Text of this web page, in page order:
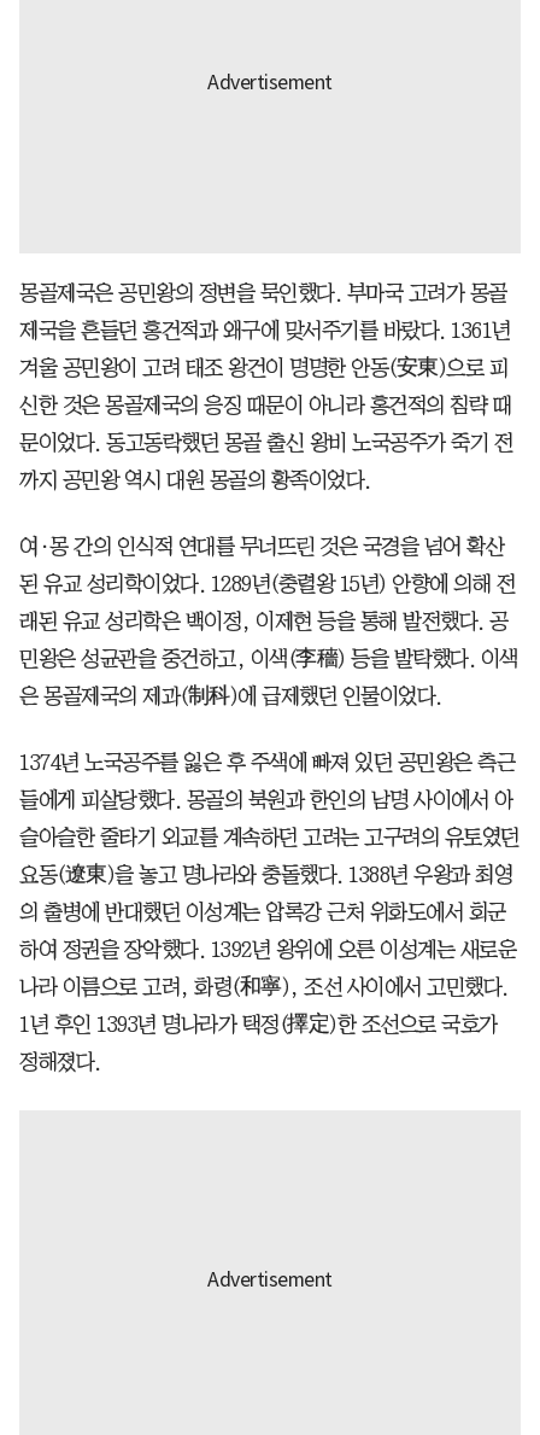
몽골제국은 공민왕의 정변을 묵인했다. 부마국 고려가 몽골
제국을 흔들던 홍건적과 왜구에 맞서주기를 바랐다. 1361년
겨울 공민왕이 고려 태조 왕건이 명명한 안동(安東)으로 피
신한 것은 몽골제국의 응징 때문이 아니라 홍건적의 침략 때
문이었다. 동고동락했던 몽골 출신 왕비 노국공주가 죽기 전
까지 공민왕 역시 대원 몽골의 황족이었다.
여·몽 간의 인식적 연대를 무너뜨린 것은 국경을 넘어 확산
된 유교 성리학이었다. 1289년(충렬왕 15년) 안향에 의해 전
래된 유교 성리학은 백이정, 이제현 등을 통해 발전했다. 공
민왕은 성균관을 중건하고, 이색(李穡) 등을 발탁했다. 이색
은 몽골제국의 제과(制科)에 급제했던 인물이었다.
1374년 노국공주를 잃은 후 주색에 빠져 있던 공민왕은 측근
들에게 피살당했다. 몽골의 북원과 한인의 남명 사이에서 아
슬아슬한 줄타기 외교를 계속하던 고려는 고구려의 유토였던
요동(遼東)을 놓고 명나라와 충돌했다. 1388년 우왕과 최영
의 출병에 반대했던 이성계는 압록강 근처 위화도에서 회군
하여 정권을 장악했다. 1392년 왕위에 오른 이성계는 새로운
나라 이름으로 고려, 화령(和寧), 조선 사이에서 고민했다.
1년 후인 1393년 명나라가 택정(擇定)한 조선으로 국호가
정해졌다.